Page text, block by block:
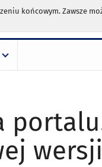
końcowym. Zawsze
wersji